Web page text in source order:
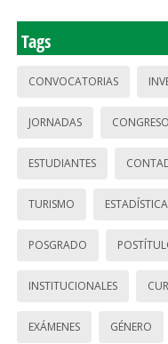
Tags
CONVOCATORIAS
JORNADAS
ESTUDIANTES
TURISMO ESTADÍSTICA
POSGRADO
INSTITUCIONALES
EXÁMENES GÉNERO